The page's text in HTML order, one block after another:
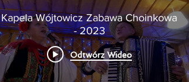
Kapela Wójtowicz Zabawa Choinkowa
- 2023
Odtwórz Wideo